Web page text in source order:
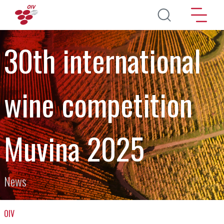
Salta al contenuto principale
30th international
wine competition
Muvina 2025
News
OIV